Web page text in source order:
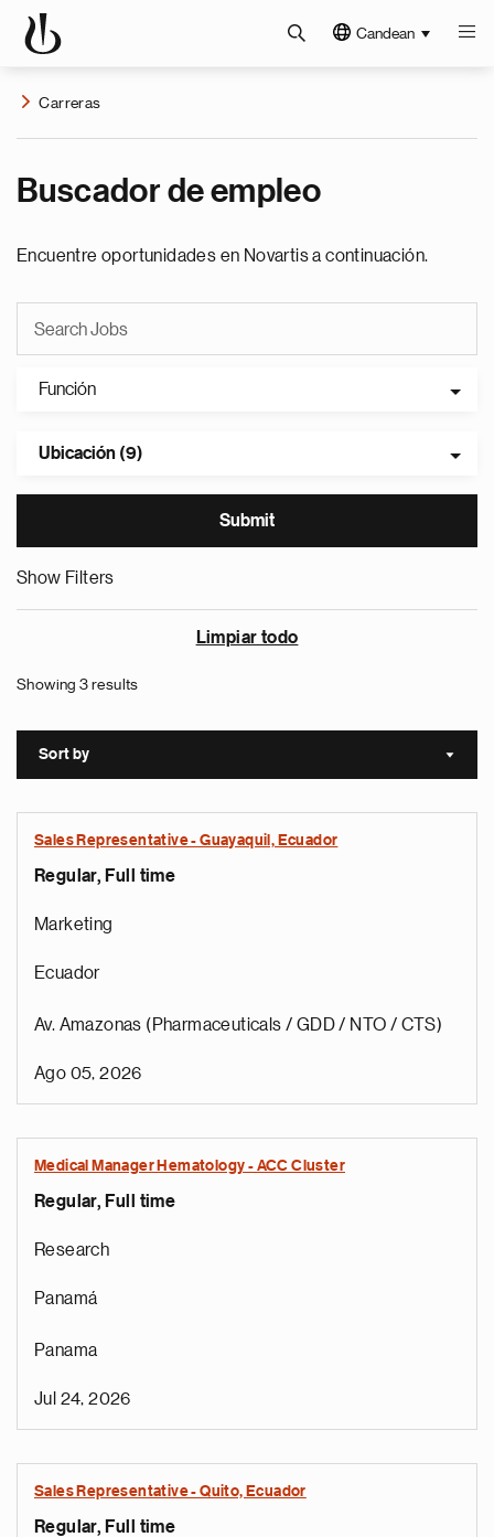
Candean
Carreras
Buscador de empleo
Encuentre oportunidades en Novartis a continuación.
Función
Ubicación (9)
Show Filters
Limpiar todo
Showing 3 results
Sort by Sort
Sales Representative - Guayaquil, Ecuador
Regular, Full time
Marketing
Ecuador
Av. Amazonas (Pharmaceuticals / GDD / NTO / CTS)
Ago 05, 2026
Medical Manager Hematology - ACC Cluster
Regular, Full time
Research
Panamá
Panama
Jul 24, 2026
Sales Representative - Quito, Ecuador
Regular, Full time